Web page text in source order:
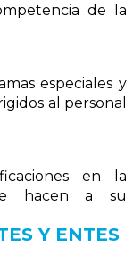
de la
especiales y
al personal
en la
hacen a su
Y ENTES